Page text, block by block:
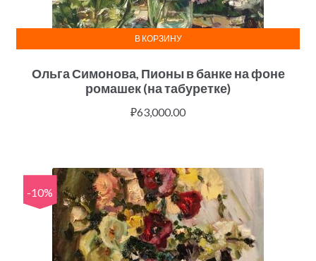
Ольга Симонова, Пионы в банке на фоне
ромашек (на табуретке)
₽63,000.00
В КОРЗИНУ
-10%